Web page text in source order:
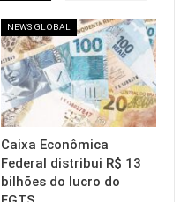
NEWS GLOBAL
Caixa Econômica
Federal distribui R$ 13
bilhões do lucro do